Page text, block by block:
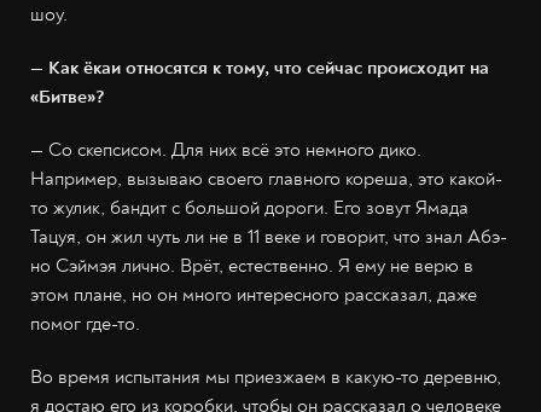
шоу.
— Как ёкаи относятся к тому, что сейчас происходит на
«Битве»?
— Со скепсисом. Для них всё это немного дико.
Например, вызываю своего главного кореша, это какой-
то жулик, бандит с большой дороги. Его зовут Ямада
Тацуя, он жил чуть ли не в 11 веке и говорит, что знал Абэ-
но Сэймэя лично. Врёт, естественно. Я ему не верю в
этом плане, но он много интересного рассказал, даже
помог где-то.
Во время испытания мы приезжаем в какую-то деревню,
я достаю его из коробки, чтобы он рассказал о человеке